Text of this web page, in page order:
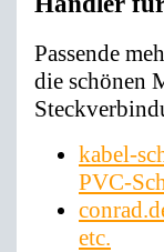
Passende
die schönen
kabel-
PVC-
etc.